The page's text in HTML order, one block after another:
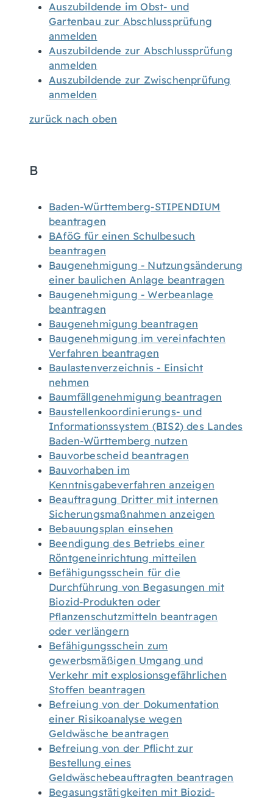
Auszubildende im Obst- und
Gartenbau zur Abschlussprüfung
anmelden
Auszubildende zur Abschlussprüfung
anmelden
Auszubildende zur Zwischenprüfung
anmelden
zurück nach oben
B
Baden-Württemberg-STIPENDIUM
beantragen
BAföG für einen Schulbesuch
beantragen
Baugenehmigung - Nutzungsänderung
einer baulichen Anlage beantragen
Baugenehmigung - Werbeanlage
beantragen
Baugenehmigung beantragen
Baugenehmigung im vereinfachten
Verfahren beantragen
Baulastenverzeichnis - Einsicht
nehmen
Baumfällgenehmigung beantragen
Baustellenkoordinierungs- und
Informationssystem (BIS2) des Landes
Baden-Württemberg nutzen
Bauvorbescheid beantragen
Bauvorhaben im
Kenntnisgabeverfahren anzeigen
Beauftragung Dritter mit internen
Sicherungsmaßnahmen anzeigen
Bebauungsplan einsehen
Beendigung des Betriebs einer
Röntgeneinrichtung mitteilen
Befähigungsschein für die
Durchführung von Begasungen mit
Biozid-Produkten oder
Pflanzenschutzmitteln beantragen
oder verlängern
Befähigungsschein zum
gewerbsmäßigen Umgang und
Verkehr mit explosionsgefährlichen
Stoffen beantragen
Befreiung von der Dokumentation
einer Risikoanalyse wegen
Geldwäsche beantragen
Befreiung von der Pflicht zur
Bestellung eines
Geldwäschebeauftragten beantragen
Begasungstätigkeiten mit Biozid-